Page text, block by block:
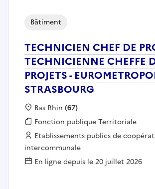
TECHNICIEN CHEF DE
TECHNICIENNE CHEFFE
PROJETS -
STRASBOURG
Bâtiment
Localisation :
Bas Rhin (67)
Fonction publique :
Fonction publique Territoriale
Employeur :
Etablissements publics de
intercommunale
En ligne depuis le 20 juillet 2026